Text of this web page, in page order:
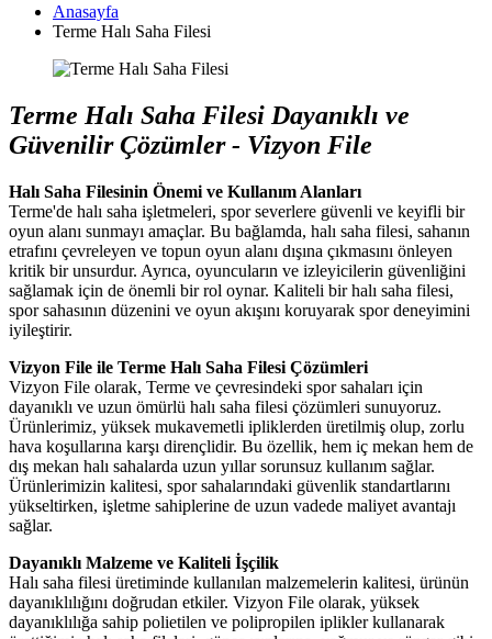
Anasayfa
Terme Halı Saha Filesi
Terme Halı Saha Filesi Dayanıklı ve
Güvenilir Çözümler - Vizyon File
Halı Saha Filesinin Önemi ve Kullanım Alanları
Terme'de halı saha işletmeleri, spor severlere güvenli ve keyifli bir
oyun alanı sunmayı amaçlar. Bu bağlamda, halı saha filesi, sahanın
etrafını çevreleyen ve topun oyun alanı dışına çıkmasını önleyen
kritik bir unsurdur. Ayrıca, oyuncuların ve izleyicilerin güvenliğini
sağlamak için de önemli bir rol oynar. Kaliteli bir halı saha filesi,
spor sahasının düzenini ve oyun akışını koruyarak spor deneyimini
iyileştirir.
Vizyon File ile Terme Halı Saha Filesi Çözümleri
Vizyon File olarak, Terme ve çevresindeki spor sahaları için
dayanıklı ve uzun ömürlü halı saha filesi çözümleri sunuyoruz.
Ürünlerimiz, yüksek mukavemetli ipliklerden üretilmiş olup, zorlu
hava koşullarına karşı dirençlidir. Bu özellik, hem iç mekan hem de
dış mekan halı sahalarda uzun yıllar sorunsuz kullanım sağlar.
Ürünlerimizin kalitesi, spor sahalarındaki güvenlik standartlarını
yükseltirken, işletme sahiplerine de uzun vadede maliyet avantajı
sağlar.
Dayanıklı Malzeme ve Kaliteli İşçilik
Halı saha filesi üretiminde kullanılan malzemelerin kalitesi, ürünün
dayanıklılığını doğrudan etkiler. Vizyon File olarak, yüksek
dayanıklılığa sahip polietilen ve polipropilen iplikler kullanarak